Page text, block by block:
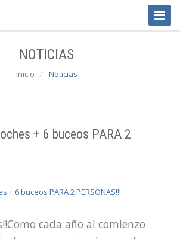
Toggle
NOTICIAS
Inicio Noticias
+ 6 buceos PARA 2
cada año al comienzo